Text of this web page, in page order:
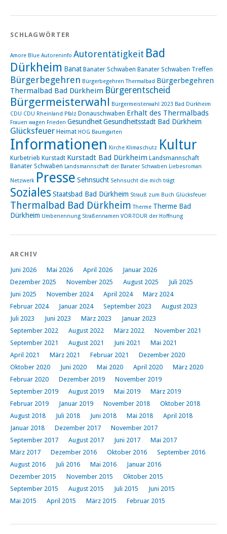
SCHLAGWÖRTER
Amore Blue Autoreninfo Autorentätigkeit Bad
Dürkheim Banat Banater Schwaben Banater Schwaben Treffen
Bürgerbegehren Bürgerbegehren Thermalbad Bürgerbegehren
Thermalbad Bad Dürkheim Bürgerentscheid
Bürgermeisterwahl Bürgermeisterwahl 2023 Bad Dürkheim
CDU CDU Rheinland Pfalz Donauschwaben Erhalt des Thermalbads
Frauen wagen Frieden GesundheitGesundheitsstadt Bad Dürkheim
Glücksfeuer Heimat HOG Baumgarten
Informationen Kirche Klimaschutz Kultur
Kurbetrieb Kurstadt Kurstadt Bad Dürkheim Landsmannschaft
Banater Schwaben Landsmannschaft der Banater Schwaben Liebesroman
Netzwerk Presse Sehnsucht Sehnsucht die mich trägt
Soziales Staatsbad Bad Dürkheim Strauß zum Buch Glücksfeuer
Thermalbad Bad Dürkheim Therme Therme Bad
Dürkheim Umbenennung Straßennamen VOR-TOUR der Hoffnung
ARCHIV
Juni 2026 Mai 2026 April 2026
Januar 2026
Dezember 2025
November 2025 August 2025
Juli 2025
Juni 2025
November 2024 April 2024
März 2024
Februar 2024
Januar 2024 September 2023
August 2023
Juli 2023
Juni 2023 März 2023
Januar 2023
September 2022
August 2022 März 2022
November 2021
September 2021
August 2021 Juni 2021
Mai 2021
April 2021
März 2021 Februar 2021
Dezember 2020
Oktober 2020
Juni 2020 Mai 2020 April 2020
März 2020
Februar 2020
Dezember 2019
November 2019
September 2019
August 2019 Mai 2019
März 2019
Februar 2019
Januar 2019 November 2018
Oktober 2018
August 2018
Juli 2018 Juni 2018 Mai 2018
April 2018
Januar 2018
Dezember 2017
November 2017
September 2017
August 2017 Juni 2017
Mai 2017
März 2017
Dezember 2016 Oktober 2016
September 2016
August 2016
Juli 2016 Mai 2016
Januar 2016
Dezember 2015
November 2015
Oktober 2015
September 2015
August 2015 Juli 2015
Juni 2015
Mai 2015
April 2015 März 2015 Februar 2015